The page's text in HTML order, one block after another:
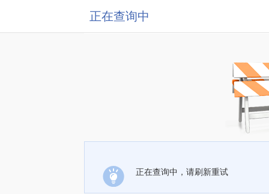
正在查询中
正在查询中，请刷新重试